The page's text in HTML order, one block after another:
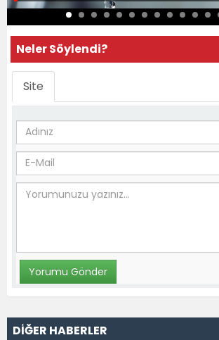
Neler Söylendi?
Site
DİĞER HABERLER